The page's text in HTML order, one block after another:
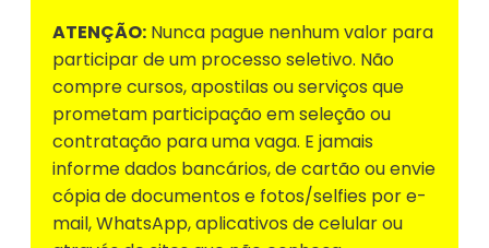
ATENÇÃO: Nunca pague nenhum valor para
participar de um processo seletivo. Não
compre cursos, apostilas ou serviços que
prometam participação em seleção ou
contratação para uma vaga. E jamais
informe dados bancários, de cartão ou envie
cópia de documentos e fotos/selfies por e-
mail, WhatsApp, aplicativos de celular ou